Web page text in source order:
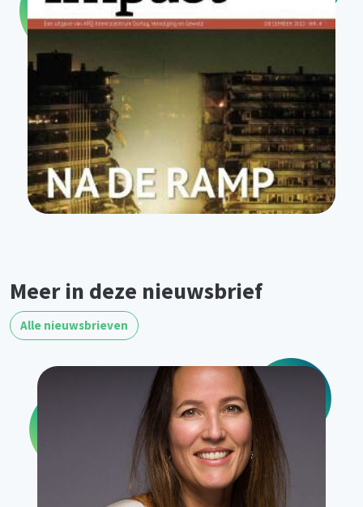
Meer in deze nieuwsbrief
Alle nieuwsbrieven